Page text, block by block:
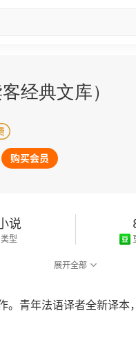
经典文库）
购买会员
说
类型
展开全部
。青年法语译者全新译